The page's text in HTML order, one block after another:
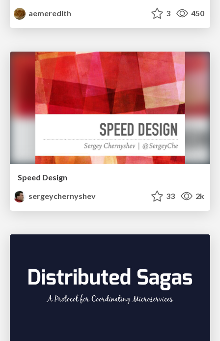
aemeredith
3 450
Speed Design
sergeychernyshev
33 2k